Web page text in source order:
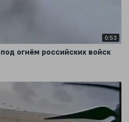
0:53
огнём российских войск